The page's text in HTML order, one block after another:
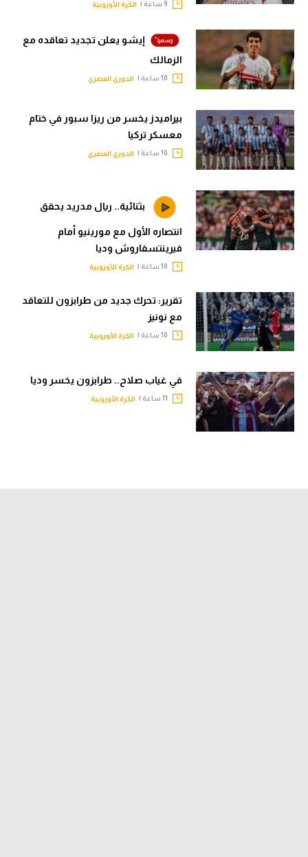
الكرة الأوروبية
إيشو يعلن تجديد تعاقده مع
الزمالك
الدوري المصري
بيراميدز يخسر من ريزا سبور في ختام
معسكر تركيا
الدوري المصري
بثنائية.. ريال مدريد يحقق
انتصاره الأول مع مورينيو أمام
فيرينتسفاروش وديا
الكرة الأوروبية
تقرير: تحرك جديد من طرابزون للتعاقد
مع نونيز
الكرة الأوروبية
في غياب صلاح.. طرابزون يخسر وديا
الكرة الأوروبية